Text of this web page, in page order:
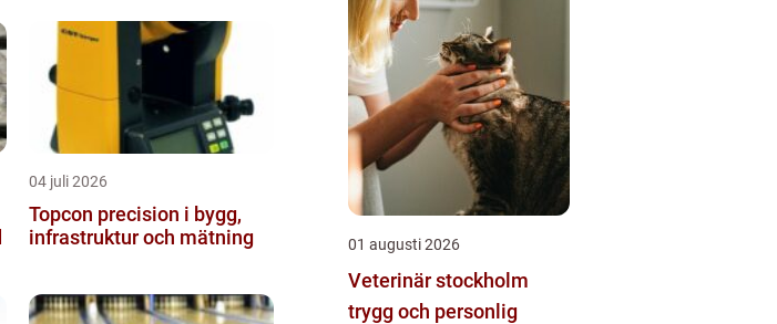
04 juli 2026
Topcon precision i bygg,
infrastruktur och mätning
01 augusti 2026
Veterinär stockholm
trygg och personlig